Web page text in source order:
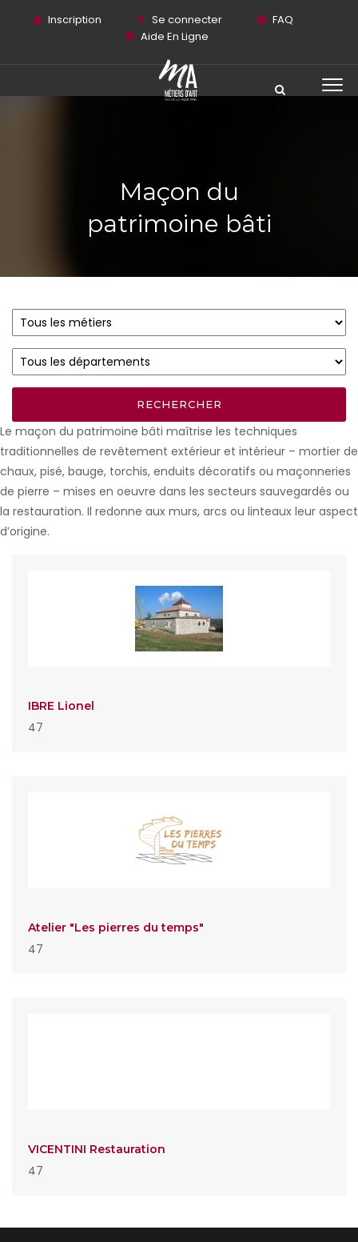
Inscription Se connecter
FAQ
Aide En Ligne
Maçon du
patrimoine bâti
Le maçon du patrimoine bâti maîtrise les techniques
traditionnelles de revêtement extérieur et intérieur – mortier de
chaux, pisé, bauge, torchis, enduits décoratifs ou maçonneries
de pierre – mises en oeuvre dans les secteurs sauvegardés ou
la restauration. Il redonne aux murs, arcs ou linteaux leur aspect
d’origine.
IBRE Lionel
47
Atelier "Les pierres du temps"
47
VICENTINI Restauration
47